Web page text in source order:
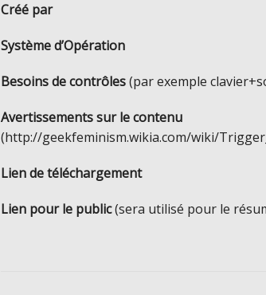
Créé par
Système d’Opération
Besoins de contrôles(par exemple
Avertissements sur le contenu
(http://geekfeminism.wikia.com/wiki/
Lien de téléchargement
Lien pour le public(sera utilisé pour le